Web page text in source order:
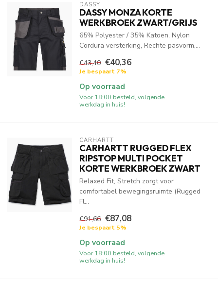
DASSY
DASSY MONZA KORTE
WERKBROEK ZWART/GRIJS
65% Polyester / 35% Katoen, Nylon
Cordura versterking, Rechte pasvorm,...
€43,40 €40,36
Je bespaart 7%
Op voorraad
Voor 18:00 besteld, volgende
werkdag in huis!
CARHARTT
CARHARTT RUGGED FLEX
RIPSTOP MULTI POCKET
KORTE WERKBROEK ZWART
Relaxed Fit, Stretch zorgt voor
comfortabel bewegingsruimte (Rugged
Fl...
€91,66 €87,08
Je bespaart 5%
Op voorraad
Voor 18:00 besteld, volgende
werkdag in huis!